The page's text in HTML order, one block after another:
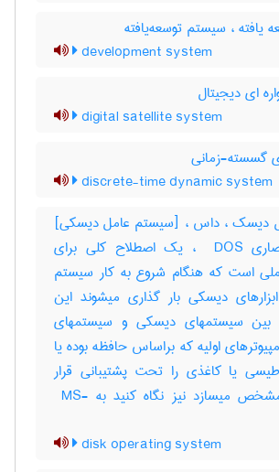
یافته ، سیستم توسعه‌یافته
development system
ای دیجیتال
digital satellite system
گسسته-زمانی
discrete-time dynamic system
دیسک ، داس ، [سیستم عامل دیسکی]
با حروف اختصاری ‎ DOS ، یک اصطلاح کلی برای
است که هنگام شروع به کار سیستم
ابزارهای دیسکی بار گذاری میشوند این
بین سیستمهای دیسکی و سیستمهای
اولیه که براساس حافظه بوده یا
یا کاغذی را تحت پشتیبانی قرار
میداده اند ، مشخص میسازد نیز نگاه کنید به ‎ MS-
disk operating system